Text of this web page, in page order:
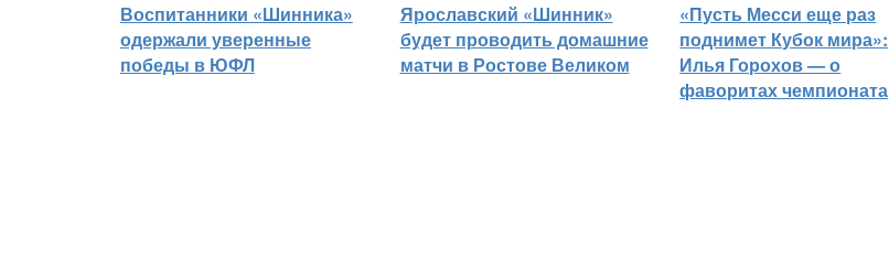
Воспитанники «Шинника»
одержали уверенные
победы в ЮФЛ
Ярославский «Шинник»
будет проводить домашние
матчи в Ростове Великом
«Пусть Месси еще раз
поднимет Кубок мира»:
Илья Горохов — о
фаворитах чемпионата